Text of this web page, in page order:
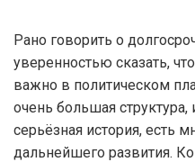
Рано говорить о
уверенностью сказать,
важно в политическом
очень большая
серьёзная история, есть
дальнейшего развития.